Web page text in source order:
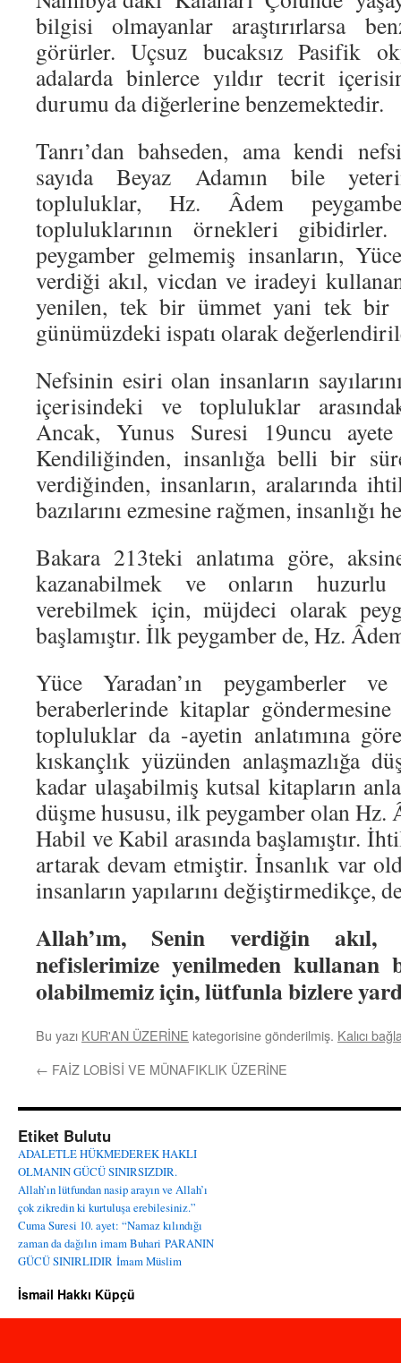
bilgisi olmayanlar araştırırlarsa
görürler. Uçsuz bucaksız Pasifik
adalarda binlerce yıldır tecrit
durumu da diğerlerine benzemektedir.
Tanrı’dan bahseden, ama kendi
sayıda Beyaz Adamın bile
topluluklar, Hz. Âdem
topluluklarının örnekleri
peygamber gelmemiş insanların,
verdiği akıl, vicdan ve iradeyi
yenilen, tek bir ümmet yani tek bir
günümüzdeki ispatı olarak
Nefsinin esiri olan insanların
içerisindeki ve topluluklar
Ancak, Yunus Suresi 19uncu
Kendiliğinden, insanlığa belli bir
verdiğinden, insanların, aralarında
bazılarını ezmesine rağmen, insanlığı
Bakara 213teki anlatıma göre,
kazanabilmek ve onların huzurlu
verebilmek için, müjdeci olarak
başlamıştır. İlk peygamber de, Hz.
Yüce Yaradan’ın peygamberler
beraberlerinde kitaplar
topluluklar da -ayetin anlatımına
kıskançlık yüzünden anlaşmazlığa
kadar ulaşabilmiş kutsal kitapların
düşme hususu, ilk peygamber olan Hz.
Habil ve Kabil arasında başlamıştır.
artarak devam etmiştir. İnsanlık var
insanların yapılarını değiştirmedikçe,
Allah’ım, Senin verdiğin
nefislerimize yenilmeden
olabilmemiz için, lütfunla bizlere
Bu yazı KUR'AN ÜZERİNE kategorisine gönderilmiş. Kalıcı
← FAİZ LOBİSİ VE MÜNAFIKLIK ÜZERİNE
Etiket Bulutu
ADALETLE HÜKMEDEREK HAKLI
OLMANIN GÜCÜ SINIRSIZDIR.
Allah’ın lütfundan nasip arayın ve Allah’ı
çok zikredin ki kurtuluşa erebilesiniz.”
Cuma Suresi 10. ayet: “Namaz kılındığı
zaman da dağılın imam Buhari PARANIN
GÜCÜ SINIRLIDIR İmam Müslim
İsmail Hakkı Küpçü